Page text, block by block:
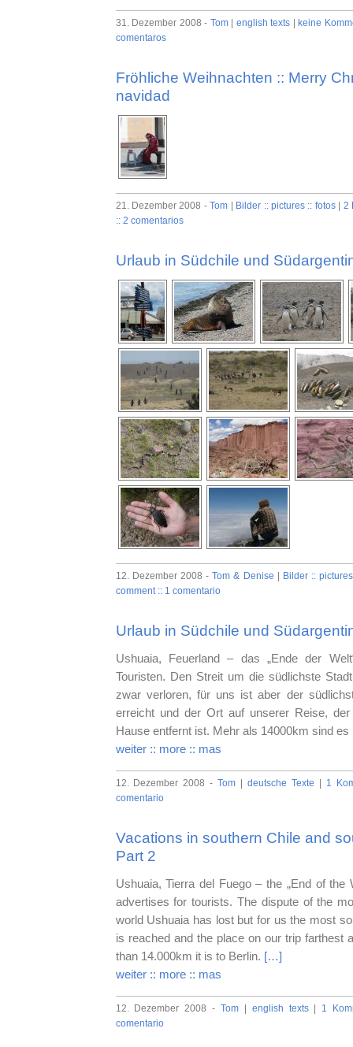
31. Dezember 2008 - Tom| english texts |keine
comentaros
Fröhliche Weihnachten :: Merry
navidad
21. Dezember 2008 -Tom | Bilder :: pictures :: fotos| 2
:: 2 comentarios
Urlaub in Südchile und
12. Dezember 2008 -Tom & Denise | Bilder ::
comment :: 1 comentario
Urlaub in Südchile und
Ushuaia, Feuerland – das „Ende der
Touristen. Den Streit um die südlichste
zwar verloren, für uns ist aber der
erreicht und der Ort auf unserer Reise,
Hause entfernt ist. Mehr als 14000km sind
weiter :: more :: mas
12. Dezember 2008 -Tom |deutsche Texte | 1
comentario
Vacations in southern Chile and
Part 2
Ushuaia, Tierra del Fuego – the „End of the
advertises for tourists. The dispute of the
world Ushuaia has lost but for us the most
is reached and the place on our trip farthest
than 14.000km it is to Berlin. […]
weiter :: more :: mas
12. Dezember 2008 - Tom| english texts| 1
comentario